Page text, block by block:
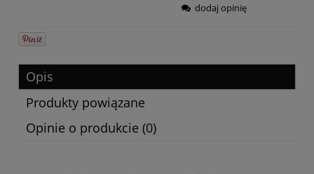
dodaj opinię
Opis
Produkty powiązane
Opinie o produkcie (0)